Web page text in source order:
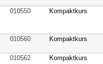
010550 Kompaktkurs
010560 Kompaktkurs
010562 Kompaktkurs